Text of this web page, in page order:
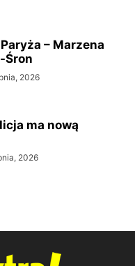
– Marzena
Śron
2026
ma nową
2026